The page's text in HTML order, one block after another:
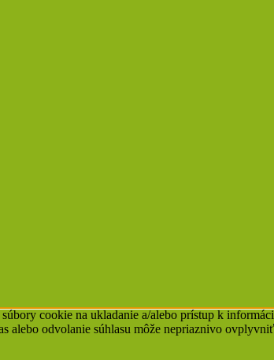
cookie na ukladanie a/alebo prístup k
alebo odvolanie súhlasu môže nepriaznivo